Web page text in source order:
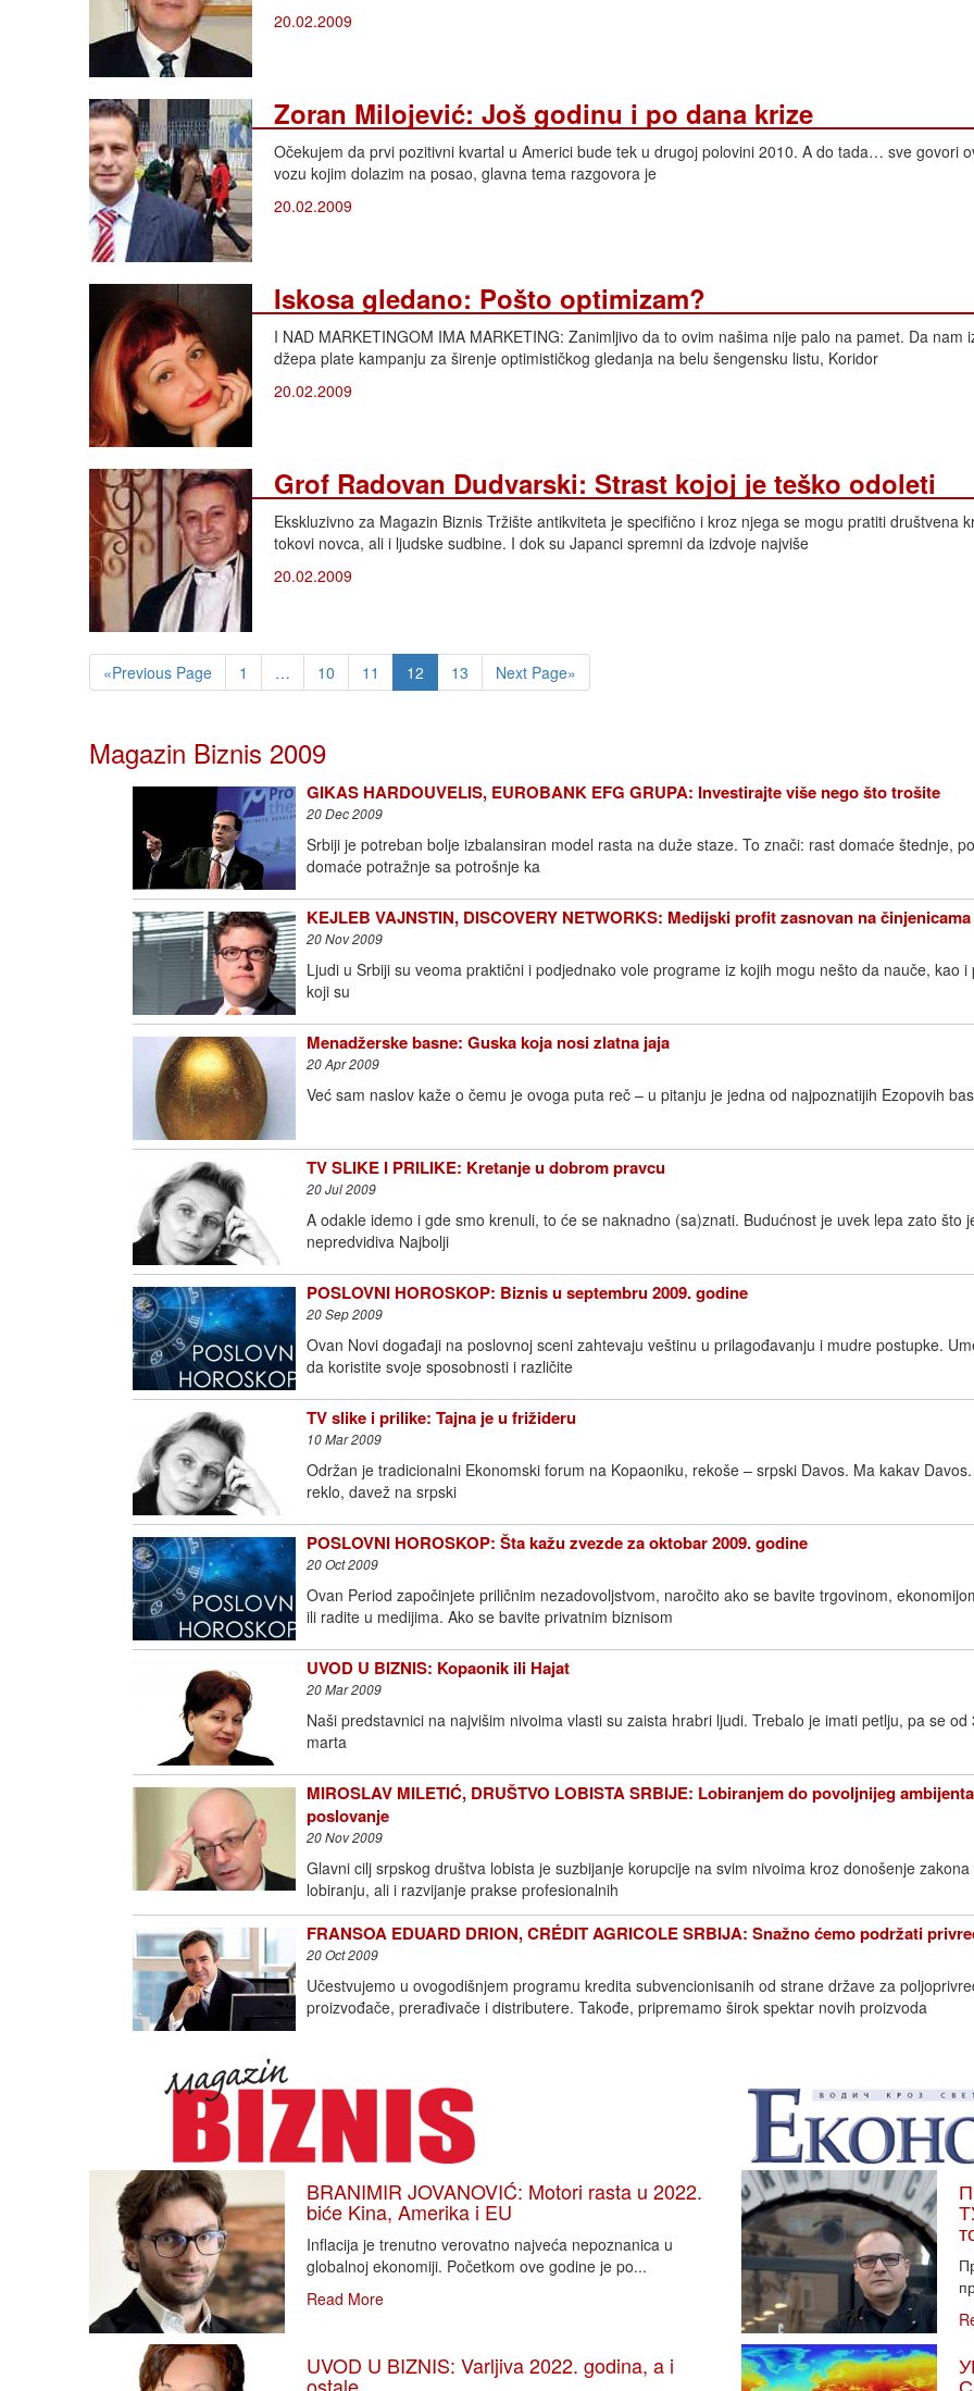
20.02.2009
Zoran Milojević: Još godinu i po dana krize
Očekujem da prvi pozitivni kvartal u Americi bude tek u drugoj polovini 2010. A do tada… sve govori
vozu kojim dolazim na posao, glavna tema razgovora je
20.02.2009
Iskosa gledano: Pošto optimizam?
I NAD MARKETINGOM IMA MARKETING: Zanimljivo da to ovim našima nije palo na pamet. Da nam
džepa plate kampanju za širenje optimističkog gledanja na belu šengensku listu, Koridor
20.02.2009
Grof Radovan Dudvarski: Strast kojoj je teško odoleti
Ekskluzivno za Magazin Biznis Tržište antikviteta je specifično i kroz njega se mogu pratiti društvena
tokovi novca, ali i ljudske sudbine. I dok su Japanci spremni da izdvoje najviše
20.02.2009
«Previous Page 1 … 10 11 12 13 Next Page»
Magazin Biznis 2009
GIKAS HARDOUVELIS, EUROBANK EFG GRUPA: Investirajte više nego što trošite
20 Dec 2009
Srbiji je potreban bolje izbalansiran model rasta na duže staze. To znači: rast domaće štednje,
domaće potražnje sa potrošnje ka
KEJLEB VAJNSTIN, DISCOVERY NETWORKS: Medijski profit zasnovan na činjenicama
20 Nov 2009
Ljudi u Srbiji su veoma praktični i podjednako vole programe iz kojih mogu nešto da nauče, kao i
koji su
Menadžerske basne: Guska koja nosi zlatna jaja
20 Apr 2009
Već sam naslov kaže o čemu je ovoga puta reč – u pitanju je jedna od najpoznatijih Ezopovih
TV SLIKE I PRILIKE: Kretanje u dobrom pravcu
20 Jul 2009
A odakle idemo i gde smo krenuli, to će se naknadno (sa)znati. Budućnost je uvek lepa zato što
nepredvidiva Najbolji
POSLOVNI HOROSKOP: Biznis u septembru 2009. godine
20 Sep 2009
Ovan Novi događaji na poslovnoj sceni zahtevaju veštinu u prilagođavanju i mudre postupke.
da koristite svoje sposobnosti i različite
TV slike i prilike: Tajna je u frižideru
10 Mar 2009
Održan je tradicionalni Ekonomski forum na Kopaoniku, rekoše – srpski Davos. Ma kakav
reklo, davež na srpski
POSLOVNI HOROSKOP: Šta kažu zvezde za oktobar 2009. godine
20 Oct 2009
Ovan Period započinjete priličnim nezadovoljstvom, naročito ako se bavite trgovinom,
ili radite u medijima. Ako se bavite privatnim biznisom
UVOD U BIZNIS: Kopaonik ili Hajat
20 Mar 2009
Naši predstavnici na najvišim nivoima vlasti su zaista hrabri ljudi. Trebalo je imati petlju, pa se od
marta
MIROSLAV MILETIĆ, DRUŠTVO LOBISTA SRBIJE: Lobiranjem do povoljnijeg
poslovanje
20 Nov 2009
Glavni cilj srpskog društva lobista je suzbijanje korupcije na svim nivoima kroz donošenje zakona
lobiranju, ali i razvijanje prakse profesionalnih
FRANSOA EDUARD DRION, CRÉDIT AGRICOLE SRBIJA: Snažno ćemo podržati
20 Oct 2009
Učestvujemo u ovogodišnjem programu kredita subvencionisanih od strane države za
proizvođače, prerađivače i distributere. Takođe, pripremamo širok spektar novih proizvoda
BRANIMIR JOVANOVIĆ: Motori rasta u 2022.
biće Kina, Amerika i EU
Inflacija je trenutno verovatno najveća nepoznanica u
globalnoj ekonomiji. Početkom ove godine je po...
Read More
UVOD U BIZNIS: Varljiva 2022. godina, a i